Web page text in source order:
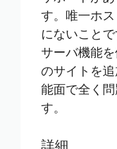
す。唯一ホ
にないこと
サーバ機能
のサイトを
能面で全く
す。